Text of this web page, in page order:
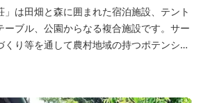
は田畑と森に囲まれた宿泊施設、テント
ブル、公園からなる複合施設です。サー
くり等を通して農村地域の持つポテンシャ
だかやタガメなど水生生物が生息し、初夏
ダカ池」や、約９０００本のあじさいが